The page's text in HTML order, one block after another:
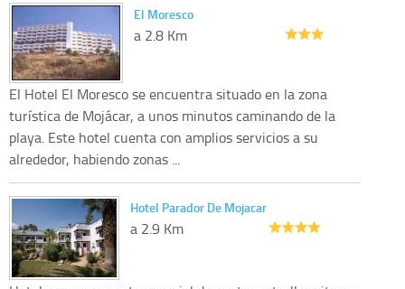
El Moresco
a 2.8 Km
El Hotel El Moresco se encuentra situado en la zona
turística de Mojácar, a unos minutos caminando de la
playa. Este hotel cuenta con amplios servicios a su
alrededor, habiendo zonas ...
Hotel Parador De Mojacar
a 2.9 Km